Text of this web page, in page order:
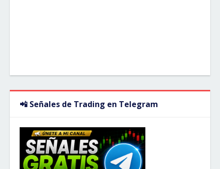
📲 Señales de Trading en Telegram